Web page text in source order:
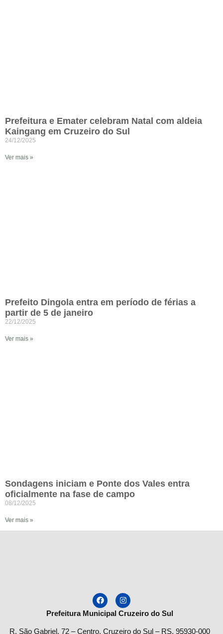
Prefeitura e Emater celebram Natal com aldeia
Kaingang em Cruzeiro do Sul
24/12/2025
Ver mais »
Prefeito Dingola entra em período de férias a
partir de 5 de janeiro
22/12/2025
Ver mais »
Sondagens iniciam e Ponte dos Vales entra
oficialmente na fase de campo
08/12/2025
Ver mais »
Prefeitura Municipal Cruzeiro do Sul
R. São Gabriel, 72 – Centro, Cruzeiro do Sul – RS, 95930-000